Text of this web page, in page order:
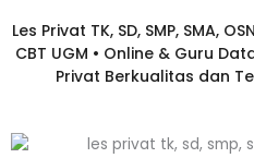
Les Privat TK, SD, SMP, SMA,
CBT UGM • Online & Guru
Privat Berkualitas dan